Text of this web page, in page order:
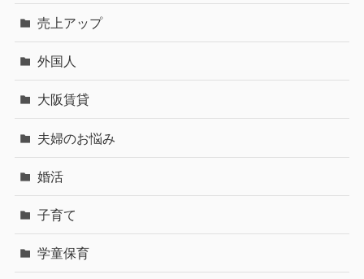
売上アップ
外国人
大阪賃貸
夫婦のお悩み
婚活
子育て
学童保育